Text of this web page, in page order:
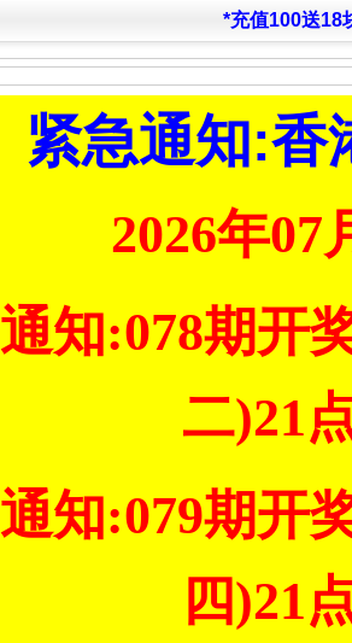
*充值100送18
紧急通知:香
2026年07
通知:078期开
二)21
通知:079期开
四)21